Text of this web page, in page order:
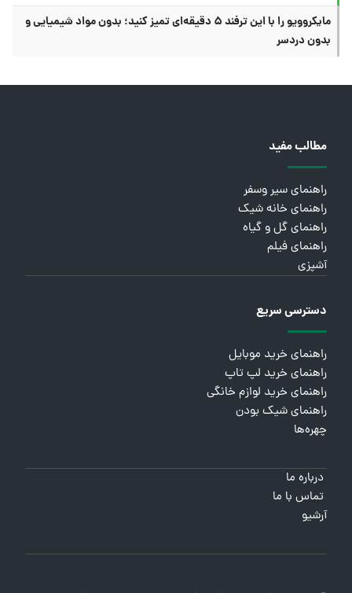
مایکروویو را با این ترفند ۵ دقیقه‌ای تمیز کنید؛ بدون مواد شیمیایی و
بدون دردسر
مطالب مفید
راهنمای سیر وسفر
راهنمای خانه شیک
راهنمای گل و گیاه
راهنمای فیلم
آشپزی
دسترسی سریع
راهنمای خرید موبایل
راهنمای خرید لپ تاپ
راهنمای خرید لوازم خانگی
راهنمای شیک بودن
چهره‌ها
درباره ما
تماس با ما
آرشیو